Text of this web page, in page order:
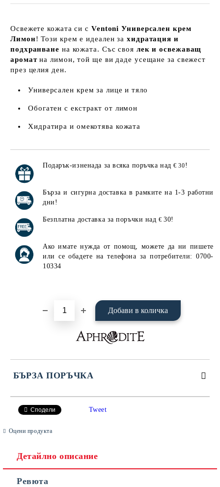
Освежете кожата си с Ventoni Универсален крем
Лимон! Този крем е идеален за хидратация и
подхранване на кожата. Със своя лек и освежаващ
ароматна лимон, той ще ви даде усещане за свежест
през целия ден.
Универсален крем за лице и тяло
Обогатен с екстракт от лимон
Хидратира и омекотява кожата
Подарък-изненада за всяка поръчка над€ 30!
Бърза и сигурна доставка в рамките на 1-3 работни
дни!
Безплатна доставка за поръчки над€30!
Ако имате нужда от помощ, можете да ни пишете
или се обадете на телефона за потребители: 0700-
10334
БЪРЗА ПОРЪЧКА
Сподели Tweet
Оцени продукта
Детайлно описание
Ревюта